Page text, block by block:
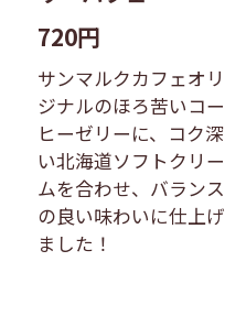
720円
サンマルクカフェオリ
ジナルのほろ苦いコー
ヒーゼリーに、コク深
い北海道ソフトクリー
ムを合わせ、バランス
の良い味わいに仕上げ
ました！